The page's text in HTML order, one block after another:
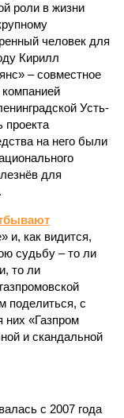
роли в жизни
человек для
Кирилл
– совместное
Усть-
проекта
на него были
для
и, как видится,
судьбу – то ли
то ли
поделиться, с
них «Газпром
и скандальной
с 2007 года